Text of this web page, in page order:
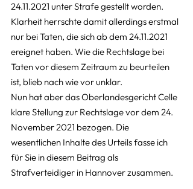
24.11.2021 unter Strafe gestellt worden.
Klarheit herrschte damit allerdings erstmal
nur bei Taten, die sich ab dem 24.11.2021
ereignet haben. Wie die Rechtslage bei
Taten vor diesem Zeitraum zu beurteilen
ist, blieb nach wie vor unklar.
Nun hat aber das Oberlandesgericht Celle
klare Stellung zur Rechtslage vor dem 24.
November 2021 bezogen. Die
wesentlichen Inhalte des Urteils fasse ich
für Sie in diesem Beitrag als
Strafverteidiger in Hannover zusammen.